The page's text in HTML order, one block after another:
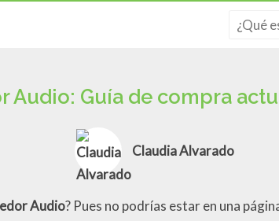
Audio: Guía de compra
Claudia Alvarado
Audio? Pues no podrías estar en una